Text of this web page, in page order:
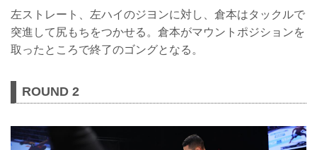
左ストレート、左ハイのジヨンに対し、倉本はタックルで
突進して尻もちをつかせる。倉本がマウントポジションを
取ったところで終了のゴングとなる。
ROUND 2